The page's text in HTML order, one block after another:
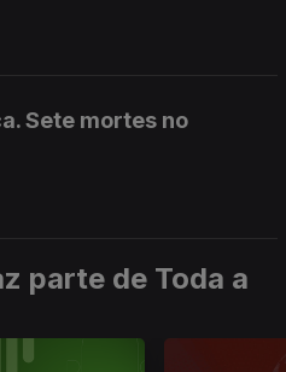
Sete mortes no
parte de Toda a